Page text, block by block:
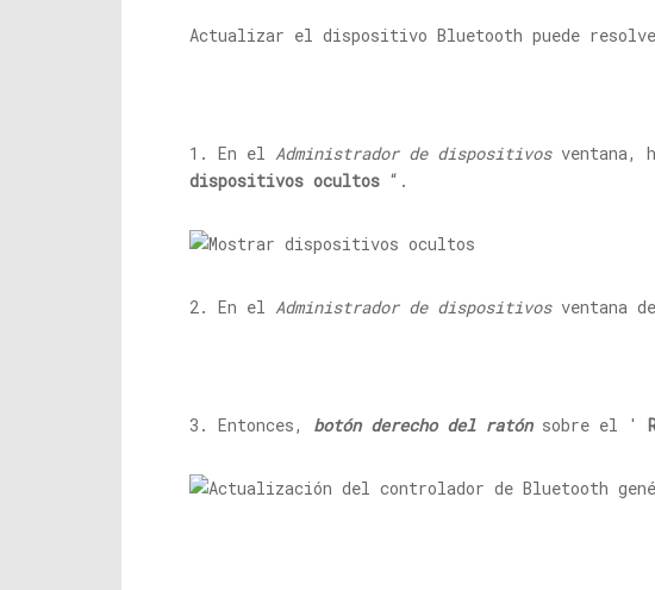
Actualizar el dispositivo Bluetooth puede
1. En el Administrador de dispositivosventana,
dispositivos ocultos “.
2. En el Administrador de dispositivosventana
3. Entonces, botón derecho del ratón sobre el '